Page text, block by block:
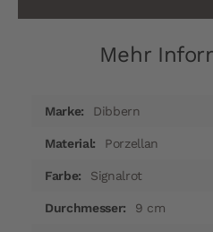
Mehr
InformationenDibbern
Porzellan
Signalrot
9 cm